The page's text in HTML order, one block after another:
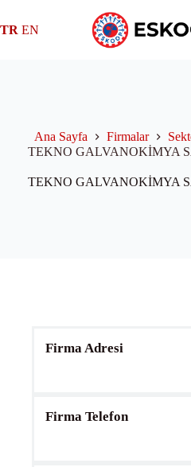
content
TR EN
Ana Sayfa Firmalar
TEKNO GALVANOKİMYA
TEKNO GALVANOKİMYA
Firma Adresi
Firma Telefon